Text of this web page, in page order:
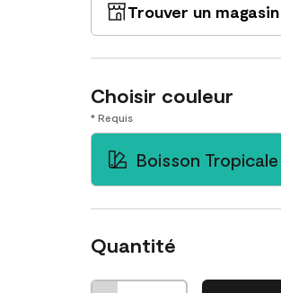
Trouver un magasin
Choisir couleur
* Requis
Boisson Tropicale
Quantité